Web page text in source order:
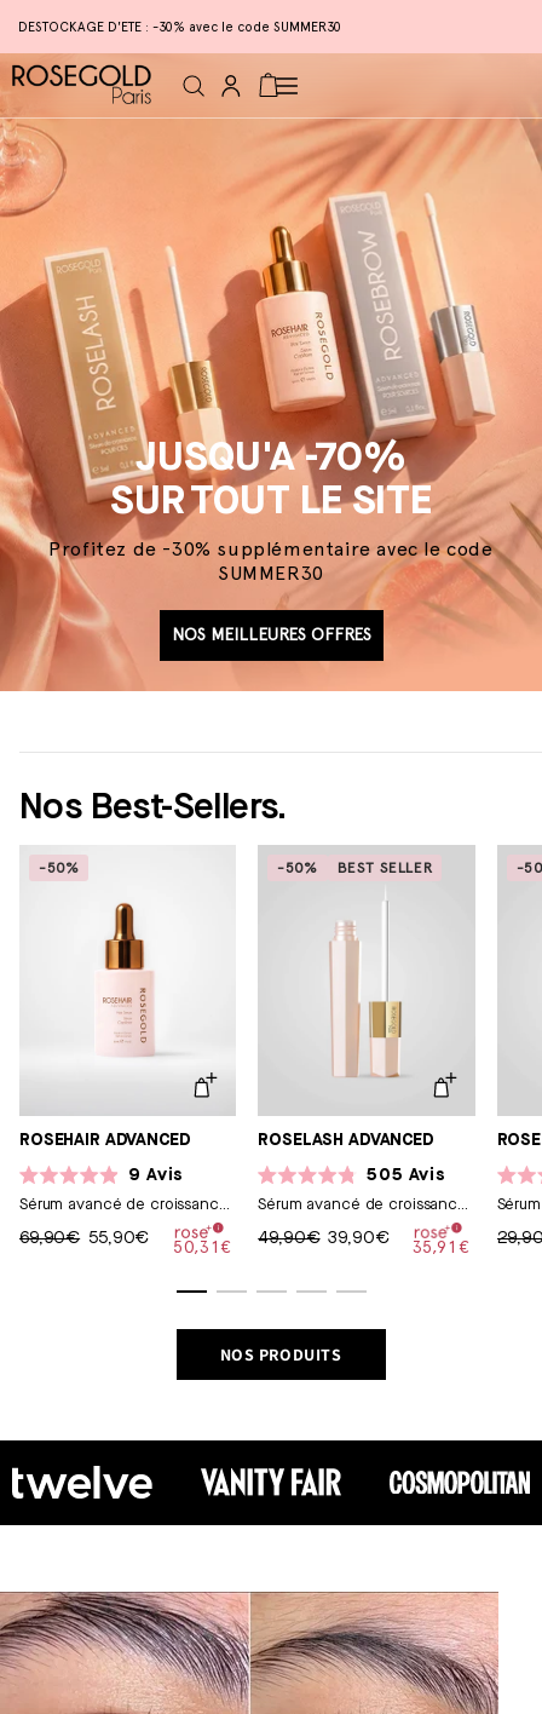
DESTOCKAGE D'ETE : -30% avec le code SUMMER30
ConnexionPanier
JUSQU'A -70%
SUR TOUT LE SITE
Profitez de -30% supplémentaire avec le code
SUMMER30
NOS MEILLEURES OFFRES
Nos Best-Sellers.
-50%
ROSEHAIR ADVANCED
Noté
4.9
sur
5
9 Avis
Sérum avancé de croissance
69,90€ 55,90€ 50,31€
-50% BEST SELLER
ROSELASH ADVANCED
Noté
4.8
sur
5
505 Avis
Sérum avancé de croissance
49,90€ 39,90€ 35,91€
-
Noté
4.7
sur
5
NOS PRODUITS